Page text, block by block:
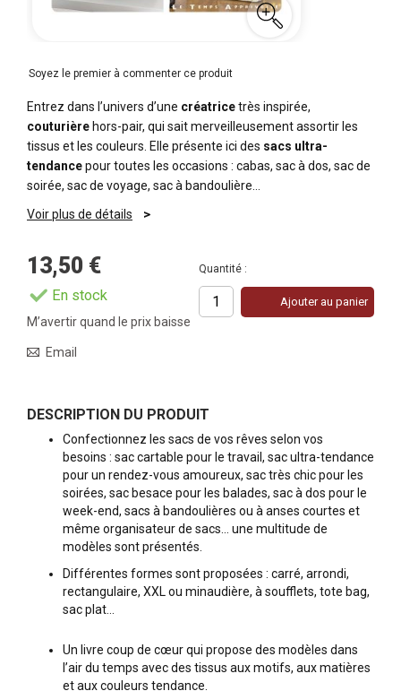
Soyez le premier à commenter ce produit
Entrez dans l’univers d’une créatricetrès inspirée,
couturière hors-pair, qui sait merveilleusement assortir les
tissus et les couleurs. Elle présente ici des sacs ultra-
tendancepour toutes les occasions : cabas, sac à dos, sac de
soirée, sac de voyage, sac à bandoulière…
Voir plus de détails
13,50 €
En stock
Quantité :
Ajouter au panier
M’avertir quand le prix baisse
Email
DESCRIPTION DU PRODUIT
Confectionnez les sacs de vos rêves selon vos
besoins : sac cartable pour le travail, sac ultra-tendance
pour un rendez-vous amoureux, sac très chic pour les
soirées, sac besace pour les balades, sac à dos pour le
week-end, sacs à bandoulières ou à anses courtes et
même organisateur de sacs… une multitude de
modèles sont présentés.
Différentes formes sont proposées : carré, arrondi,
rectangulaire, XXL ou minaudière, à soufflets, tote bag,
sac plat…
Un livre coup de cœur qui propose des modèles dans
l’air du temps avec des tissus aux motifs, aux matières
et aux couleurs tendance.